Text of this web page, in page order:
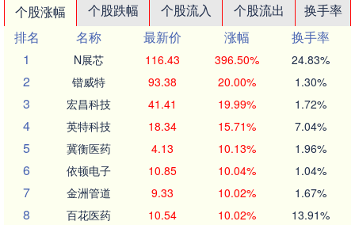
个股涨幅 个股跌幅 个股流入 个股流出
换手率
排名
名称 最新价 涨幅
换手率
1
N展芯 116.43 396.50% 24.83%
2 锴威特 93.38 20.00% 1.30%
3 宏昌科技 41.41 19.99% 1.72%
4 英特科技 18.34 15.71% 7.04%
5 冀衡医药 4.13 10.13% 1.96%
6 依顿电子 10.85 10.04% 1.04%
7 金洲管道 9.33 10.02% 1.67%
8 百花医药 10.54 10.02% 13.91%